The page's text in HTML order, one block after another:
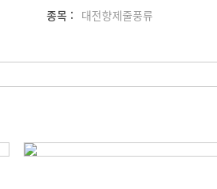
종목 : 대전향제줄풍류